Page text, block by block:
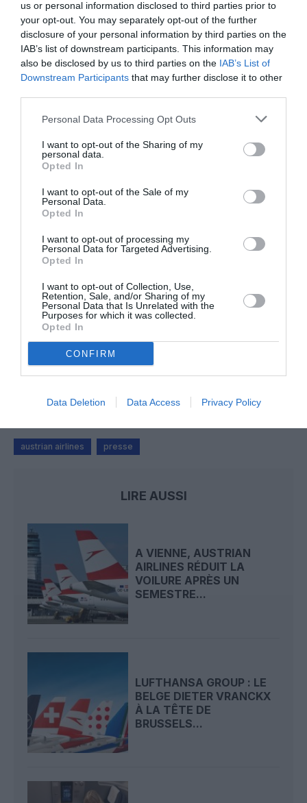
us or personal information disclosed to third parties prior to
your opt-out. You may separately opt-out of the further
disclosure of your personal information by third parties on the
IAB’s list of downstream participants. This information may
also be disclosed by us to third parties on the IAB’s List of
Downstream Participants that may further disclose it to other
Personal Data Processing Opt Outs
I want to opt-out of the Sharing of my
personal data.
Opted In
I want to opt-out of the Sale of my
Personal Data.
Opted In
I want to opt-out of processing my
Personal Data for Targeted Advertising.
Opted In
I want to opt-out of Collection, Use,
Retention, Sale, and/or Sharing of my
Personal Data that Is Unrelated with the
Purposes for which it was collected.
Opted In
CONFIRM
Data Deletion Data Access Privacy Policy
Appel aux lecteurs !
Soutenez Air Journal participezà son
développement !
Contrôles aux frontières entre l’Espagne et l’Italie : des
arrivées plus longues, des correspondances à risque
Serge13a commenté l'article :
Flynas ouvre une ligne directe entre Médine et
austrian airlines presse
LIRE AUSSI
A VIENNE, AUSTRIAN
AIRLINES RÉDUIT LA
VOILURE APRÈS UN
SEMESTRE...
LUFTHANSA GROUP : LE
BELGE DIETER VRANCKX
À LA TÊTE DE
BRUSSELS...